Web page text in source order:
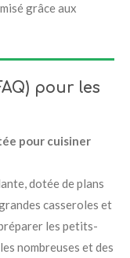
grâce aux
pour les
pour cuisiner
dotée de plans
casseroles et
les petits-
nombreuses et des